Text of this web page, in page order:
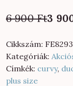
6 900Ft
Original
was:
6
900 Ft.
3
Current
is:
3
900 Ft.
Cikkszám:
Kategóriák:
Címkék: curvy,
plus size